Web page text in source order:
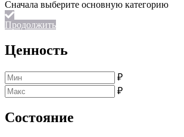
Продолжить
Ценность
₽
₽
Состояние